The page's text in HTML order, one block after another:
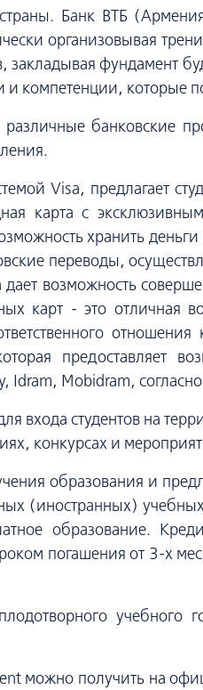
Банк ВТБ
организовывая
закладывая фундамент
и компетенции,
банковские
Visa, предлагает
карта с
хранить
переводы,
дает возможность
карт - это отличная
предоставляет
Idram, Mobidram,
входа студентов на
конкурсах и
образования и
(иностранных)
образование.
погашения от 3-х
учебного
можно получить на